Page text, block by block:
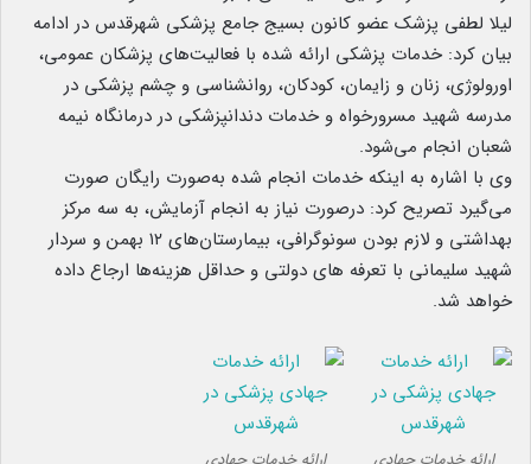
لیلا لطفی پزشک عضو کانون بسیج جامع پزشکی شهرقدس در ادامه
بیان کرد: خدمات پزشکی ارائه شده با فعالیت‌های پزشکان عمومی،
اورولوژی، زنان و زایمان، کودکان، روانشناسی و چشم پزشکی در
مدرسه شهید مسرورخواه و خدمات دندانپزشکی در درمانگاه نیمه
شعبان انجام می‌شود.
وی با اشاره به اینکه خدمات انجام شده به‌صورت رایگان صورت
می‌گیرد تصریح کرد: درصورت نیاز به انجام آزمایش، به سه مرکز
بهداشتی و لازم بودن سونوگرافی، بیمارستان‌های ۱۲ بهمن و سردار
شهید سلیمانی با تعرفه های دولتی و حداقل هزینه‌ها ارجاع داده
خواهد شد.